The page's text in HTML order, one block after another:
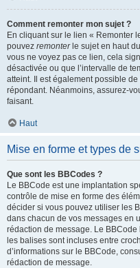
Comment remonter mon sujet ?
En cliquant sur le lien « Remonter
pouvez remonterle sujet en haut
vous ne voyez pas ce lien, cela
désactivée ou que l’intervalle de
atteint. Il est également possible
répondant. Néanmoins, assurez-
faisant.
Haut
Mise en forme et types de
Que sont les BBCodes ?
Le BBCode est une implantation
contrôle de mise en forme des
décider si vous pouvez utiliser les
dans chacun de vos messages en
rédaction de message. Le
les balises sont incluses entre
d’informations sur le BBCode,
rédaction de message.